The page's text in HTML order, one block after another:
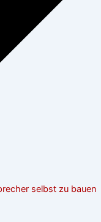
selbst zu bauen